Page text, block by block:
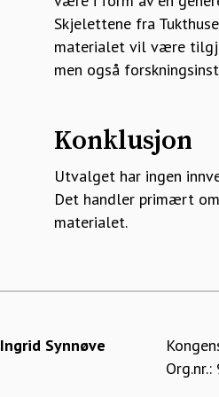
Skjelettene fra
materialet vil være
men også
Konklusjon
Utvalget har ingen
Det handler primært
materialet.
Ingrid Synnøve